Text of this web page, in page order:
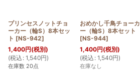
プリンセスノットチョ
ーカー（輪S）8本セッ
ト [NS-942]
1,400円(税別)
(税込 : 1,540円)
在庫数 20点
おめかし千鳥チョーカ
ー（輪S）8本セット
[NS-944]
1,400円(税別)
(税込 : 1,540円)
在庫なし